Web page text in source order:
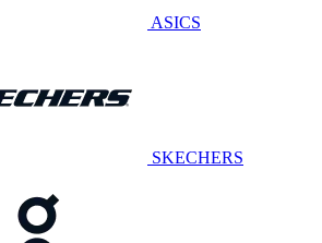
ASICS
SKECHERS